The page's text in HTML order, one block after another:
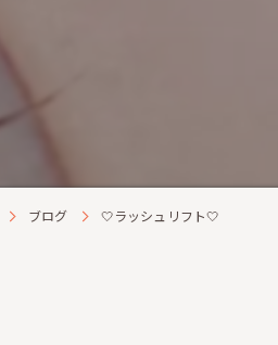
ブログ 🤍ラッシュリフト🤍